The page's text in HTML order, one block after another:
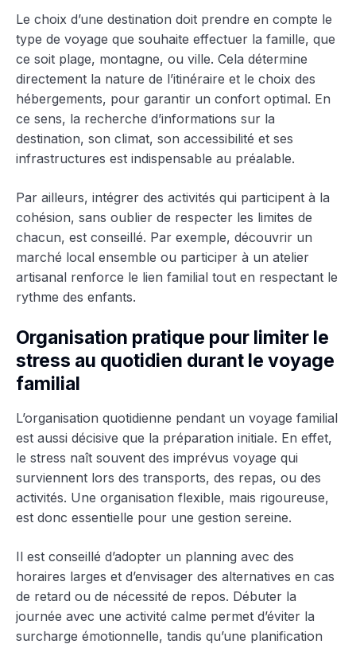
Le choix d’une destination doit prendre en compte le
type de voyage que souhaite effectuer la famille, que
ce soit plage, montagne, ou ville. Cela détermine
directement la nature de l’itinéraire et le choix des
hébergements, pour garantir un confort optimal. En
ce sens, la recherche d’informations sur la
destination, son climat, son accessibilité et ses
infrastructures est indispensable au préalable.
Par ailleurs, intégrer des activités qui participent à la
cohésion, sans oublier de respecter les limites de
chacun, est conseillé. Par exemple, découvrir un
marché local ensemble ou participer à un atelier
artisanal renforce le lien familial tout en respectant le
rythme des enfants.
Organisation pratique pour limiter le
stress au quotidien durant le voyage
familial
L’organisation quotidienne pendant un voyage familial
est aussi décisive que la préparation initiale. En effet,
le stress naît souvent des imprévus voyage qui
surviennent lors des transports, des repas, ou des
activités. Une organisation flexible, mais rigoureuse,
est donc essentielle pour une gestion sereine.
Il est conseillé d’adopter un planning avec des
horaires larges et d’envisager des alternatives en cas
de retard ou de nécessité de repos. Débuter la
journée avec une activité calme permet d’éviter la
surcharge émotionnelle, tandis qu’une planification